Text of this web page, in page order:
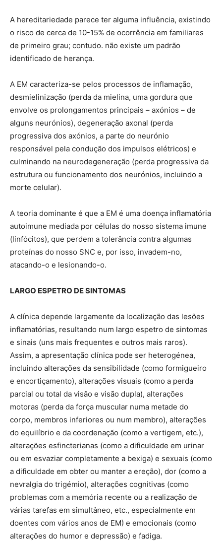
A hereditariedade parece ter alguma influência, existindo
o risco de cerca de 10-15% de ocorrência em familiares
de primeiro grau; contudo. não existe um padrão
identificado de herança.
A EM caracteriza-se pelos processos de inflamação,
desmielinização (perda da mielina, uma gordura que
envolve os prolongamentos principais – axónios – de
alguns neurónios), degeneração axonal (perda
progressiva dos axónios, a parte do neurónio
responsável pela condução dos impulsos elétricos) e
culminando na neurodegeneração (perda progressiva da
estrutura ou funcionamento dos neurónios, incluindo a
morte celular).
A teoria dominante é que a EM é uma doença inflamatória
autoimune mediada por células do nosso sistema imune
(linfócitos), que perdem a tolerância contra algumas
proteínas do nosso SNC e, por isso, invadem-no,
atacando-o e lesionando-o.
LARGO ESPETRO DE SINTOMAS
A clínica depende largamente da localização das lesões
inflamatórias, resultando num largo espetro de sintomas
e sinais (uns mais frequentes e outros mais raros).
Assim, a apresentação clínica pode ser heterogénea,
incluindo alterações da sensibilidade (como formigueiro
e encortiçamento), alterações visuais (como a perda
parcial ou total da visão e visão dupla), alterações
motoras (perda da força muscular numa metade do
corpo, membros inferiores ou num membro), alterações
do equilíbrio e da coordenação (como a vertigem, etc.),
alterações esfincterianas (como a dificuldade em urinar
ou em esvaziar completamente a bexiga) e sexuais (como
a dificuldade em obter ou manter a ereção), dor (como a
nevralgia do trigémio), alterações cognitivas (como
problemas com a memória recente ou a realização de
várias tarefas em simultâneo, etc., especialmente em
doentes com vários anos de EM) e emocionais (como
alterações do humor e depressão) e fadiga.